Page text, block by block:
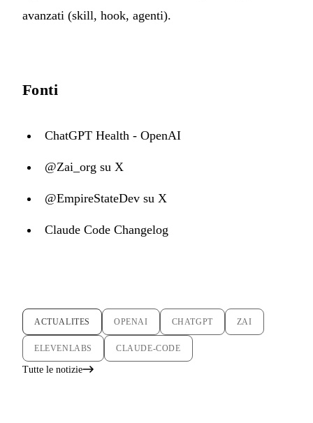
avanzati (skill, hook, agenti).
Fonti
ChatGPT Health - OpenAI
@Zai_org su X
@EmpireStateDev su X
Claude Code Changelog
ACTUALITES OPENAI CHATGPT ZAI
ELEVENLABS CLAUDE-CODE
Tutte le notizie